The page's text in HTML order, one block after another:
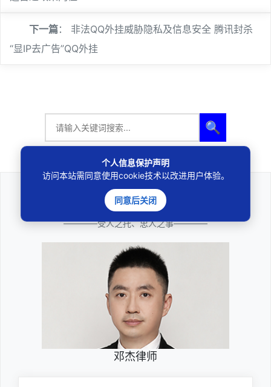
下一篇： 非法QQ外挂威胁隐私及信息安全 腾讯封杀
“显IP去广告”QQ外挂
🔍
法律咨询
————受人之托、忠人之事————
邓杰律师
个人信息保护声明
访问本站需同意使用cookie技术以改进用户体验。
同意后关闭